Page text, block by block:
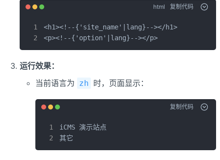
html 复制代码
<h1><!--{'site_name'|lang}--></h1>
<p><!--{'option'|lang}--></p>
运行效果：
当前语言为 zh 时，页面显示：
复制代码
iCMS 演示站点
其它